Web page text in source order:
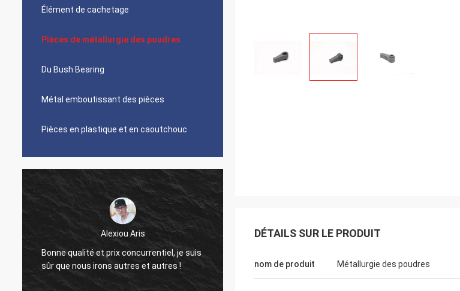
Élément de cachetage
Pièces de métallurgie des poudres
Du Bush Bearing
Métal emboutissant des pièces
Pièces en plastique et en caoutchouc
Alexiou Aris
Bonne qualité et prix concurrentiel, je suis
sûr que nous irons autres et autres !
aiment des amis, facile à obtenir avec,
coopération très agréable !
de
DÉTAILS SUR LE PRODUIT
nom de produit Métallurgie des poudres